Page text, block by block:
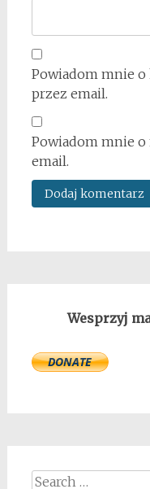
Powiadom mnie
przez email.
Powiadom mnie
email.
Wesprzyj
Search